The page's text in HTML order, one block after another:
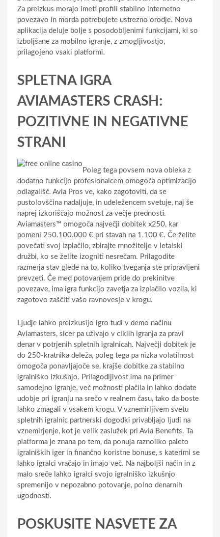
Za preizkus morajo imeti profili stabilno internetno
povezavo in morda potrebujete ustrezno orodje. Nova
aplikacija deluje bolje s posodobljenimi funkcijami, ki so
izboljšane za mobilno igranje, z zmogljivostjo,
prilagojeno vsaki platformi.
SPLETNA IGRA
AVIAMASTERS CRASH:
POZITIVNE IN NEGATIVNE
STRANI
Poleg tega povsem nova obleka z
dodatno funkcijo profesionalcem omogoča optimizacijo
odlagališč. Avia Pros ve, kako zagotoviti, da se
pustolovščina nadaljuje, in udeležencem svetuje, naj še
naprej izkoriščajo možnost za večje prednosti.
Aviamasters™ omogoča največji dobitek x250, kar
pomeni 250.100.000 € pri stavah na 1.100 €. Če želite
povečati svoj izplačilo, zbirajte množitelje v letalski
družbi, ko se želite izogniti nesrečam. Prilagodite
razmerja stav glede na to, koliko tveganja ste pripravljeni
prevzeti. Če med potovanjem pride do prekinitve
povezave, ima igra funkcijo zavetja za izplačilo vozila, ki
zagotovo zaščiti vašo ravnovesje v krogu.
Ljudje lahko preizkusijo igro tudi v demo načinu
Aviamasters, sicer pa uživajo v ciklih igranja za pravi
denar v potrjenih spletnih igralnicah. Največji dobitek je
do 250-kratnika deleža, poleg tega pa nizka volatilnost
omogoča ponavljajoče se, krajše dobitke za stabilno
igralniško izkušnjo. Prilagodljivost ima na primer
samodejno igranje, več možnosti plačila in lahko dodate
udobje pri igranju na srečo v realnem času, tako da boste
lahko zmagali v vsakem krogu. V vznemirljivem svetu
spletnih igralnic partnerski dogodki privabljajo ljudi na
vznemirjenje, kot je velik zaslužek pri Avia Benefits. Ta
platforma je znana po tem, da ponuja raznoliko paleto
igralniških iger in finančno koristne bonuse, s katerimi se
lahko igralci vračajo in imajo več. Na najboljši način in z
malo sreče lahko igralci svojo igralniško izkušnjo
spremenijo v nepozabno potovanje, polno denarnih
ugodnosti.
POSKUSITE NASVETE ZA